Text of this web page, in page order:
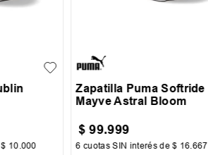
$ 10.000
38
Zapatilla Puma Softride
Mayve Astral Bloom
$ 99.999
6 cuotas SIN interés de$ 16.667